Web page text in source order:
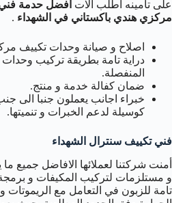
على تأمينه اطلب الات افضل حدمة
مركزي هندي باكستاني في الشهداء .
اصلاح و صيانة وحدات تكييف
دراية تامة بطريقة تركيب وحدات
المنفصلة.
ضمان كفالة خدمة و منتج.
خبراء اجانب يعملون جنبا الى
كوسيلة لدعم الخبرات و تنميتها.
فني تكييف سنترال الشهداء
أمنت شركتنا لعملائها الافاضل جميع
و مستلزمات لتركيب المكيفات و برمجة
تامة للزبون في التعامل مع